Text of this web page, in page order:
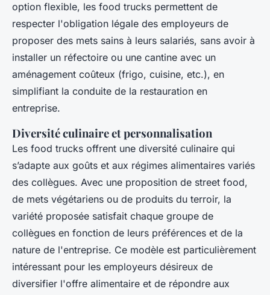
option flexible, les food trucks permettent de
respecter l'obligation légale des employeurs de
proposer des mets sains à leurs salariés, sans avoir à
installer un réfectoire ou une cantine avec un
aménagement coûteux (frigo, cuisine, etc.), en
simplifiant la conduite de la restauration en
entreprise.
Diversité culinaire et personnalisation
Les food trucks offrent une diversité culinaire qui
s’adapte aux goûts et aux régimes alimentaires variés
des collègues. Avec une proposition de street food,
de mets végétariens ou de produits du terroir, la
variété proposée satisfait chaque groupe de
collègues en fonction de leurs préférences et de la
nature de l'entreprise. Ce modèle est particulièrement
intéressant pour les employeurs désireux de
diversifier l'offre alimentaire et de répondre aux